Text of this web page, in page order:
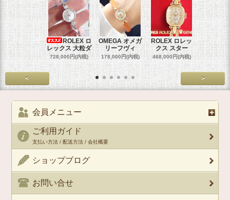
ROLEX ロ
レックス 大粒ダ
728,000円(内税)
OMEGA オメガ
リーフヴィ
178,000円(内税)
ROLEX ロレッ
クス スター
468,000円(内税)
ROLEX
クス
458,000円
< >
会員メニュー
ご利用ガイド
支払い方法 / 配送方法 / 会社概要
ショップブログ
お問い合せ